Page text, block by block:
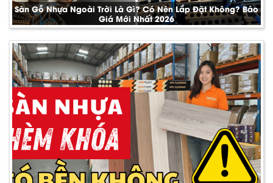
Sàn Gỗ Nhựa Ngoài Trời Là Gì? Có Nên Lắp Đặt Không? Báo
Giá Mới Nhất 2026